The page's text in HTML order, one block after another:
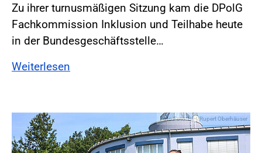
Zu ihrer turnusmäßigen Sitzung kam die DPolG
Fachkommission Inklusion und Teilhabe heute
in der Bundesgeschäftsstelle…
Weiterlesen
Foto:Foto: BIH/Rupert Oberhäuser